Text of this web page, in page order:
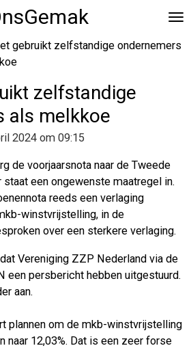
gebruikt zelfstandige ondernemers
zelfstandige
als melkkoe
2024 om 09:15
de voorjaarsnota naar de Tweede
staat een ongewenste maatregel in.
reeds een verlaging
winstvrijstelling, in de
over een sterkere verlaging.
Vereniging ZZP Nederland via de
een persbericht hebben uitgestuurd.
aan.
plannen om de mkb-winstvrijstelling
naar 12,03%. Dat is een zeer forse